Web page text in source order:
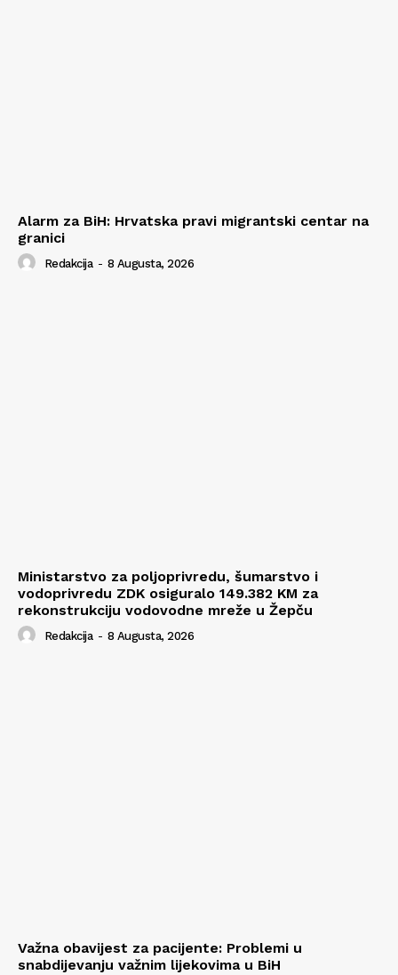
Alarm za BiH: Hrvatska pravi migrantski centar na
granici
Redakcija - 8 Augusta, 2026
Ministarstvo za poljoprivredu, šumarstvo i
vodoprivredu ZDK osiguralo 149.382 KM za
rekonstrukciju vodovodne mreže u Žepču
Redakcija - 8 Augusta, 2026
Važna obavijest za pacijente: Problemi u
snabdijevanju važnim lijekovima u BiH